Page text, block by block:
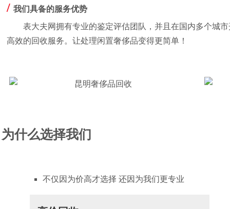
/ 我们具备的服务优势
表大夫网拥有专业的鉴定评估团队，并且在国内多个城
高效的回收服务。让处理闲置奢侈品变得更简单！
为什么选择我们
不仅因为价高才选择 还因为我们更专业